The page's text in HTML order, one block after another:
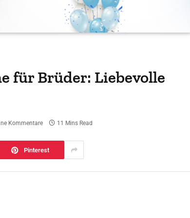
für Brüder: Liebevolle
Kommentare 11 Mins Read
Pinterest